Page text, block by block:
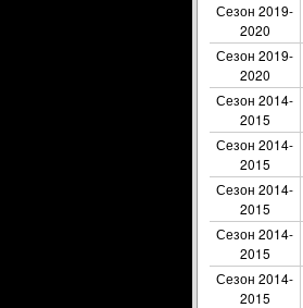
Сезон 2019-
2020
Сезон 2019-
2020
Сезон 2014-
2015
Сезон 2014-
2015
Сезон 2014-
2015
Сезон 2014-
2015
Сезон 2014-
2015